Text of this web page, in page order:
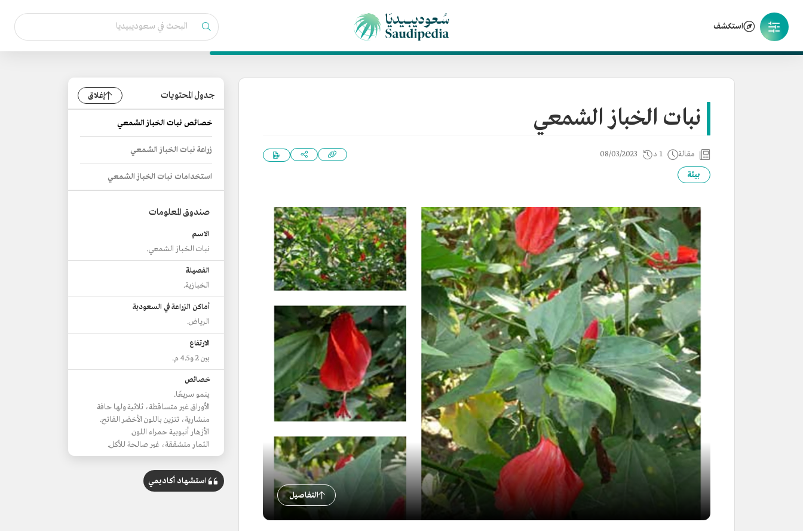
استكشف
نبات الخباز الشمعي
مقالة 1 د 08/03/2023
بيئة
التفاصيل
جدول المحتويات إغلاق
خصائص نبات الخباز الشمعي
زراعة نبات الخباز الشمعي
استخدامات نبات الخباز الشمعي
صندوق المعلومات
الاسم
نبات الخباز الشمعي.
الفصيلة
الخبازية.
أماكن الزراعة في السعودية
الرياض.
الارتفاع
بين 2 و4.5 م.
خصائص
ينمو سريعًا.
الأوراق غير متساقطة، ثلاثية ولها حافة
منشارية، تتزين باللون الأخضر الفاتح.
الأزهار أنبوبية حمراء اللون.
الثمار متشققة، غير صالحة للأكل.
استشهاد أكاديمي